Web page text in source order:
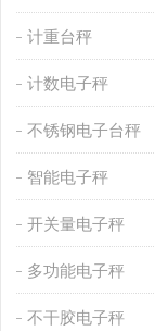
计重台秤
计数电子秤
不锈钢电子台秤
智能电子秤
开关量电子秤
多功能电子秤
不干胶电子秤